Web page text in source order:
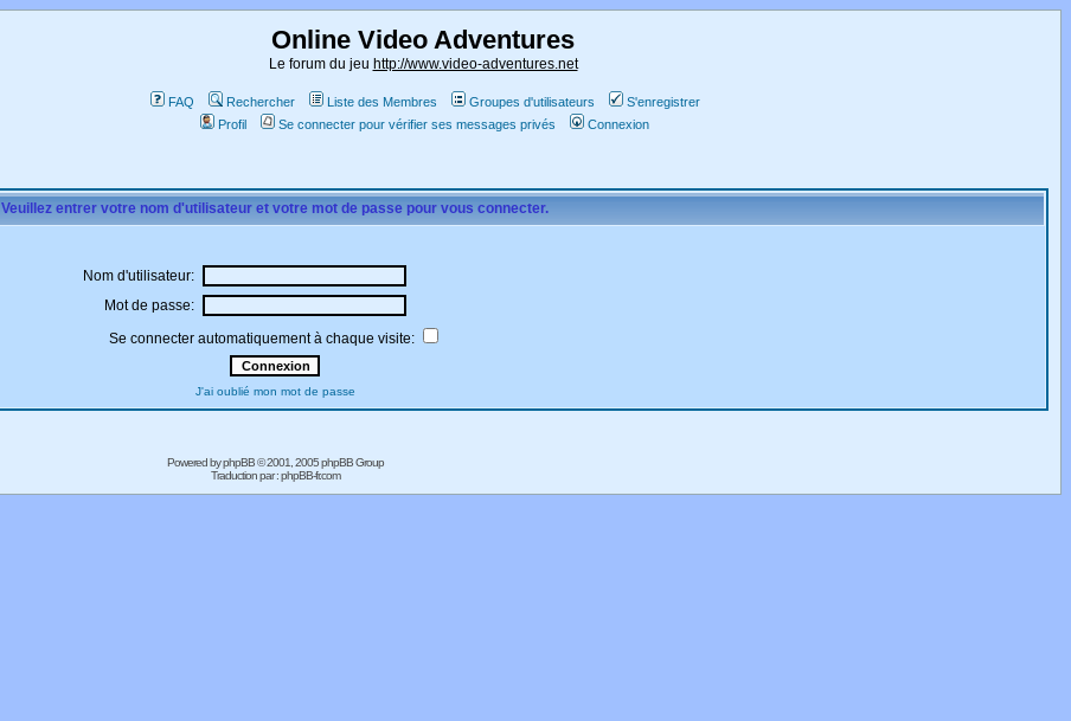
Online Video Adventures
Le forum du jeu http://www.video-adventures.net
FAQ Rechercher Liste des Membres Groupes d'utilisateurs
S'enregistrer
Profil
Se connecter pour vérifier ses messages privés Connexion
Veuillez entrer votre nom d'utilisateur et votre mot de passe pour vous connecter.
Nom d'utilisateur:
Mot de passe:
Se connecter automatiquement à chaque visite:
J'ai oublié mon mot de passe
Powered byphpBB© 2001, 2005 phpBB Group
Traduction par :phpBB-fr.com